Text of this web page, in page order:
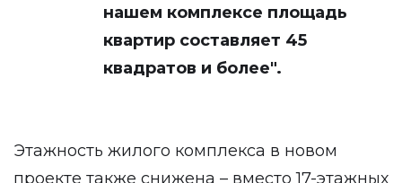
нашем комплексе площадь
квартир составляет 45
квадратов и более".
Этажность жилого комплекса в новом
проекте также снижена – вместо 17-этажных